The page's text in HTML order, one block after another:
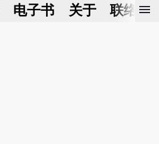
电子书 关于 联络我
menu